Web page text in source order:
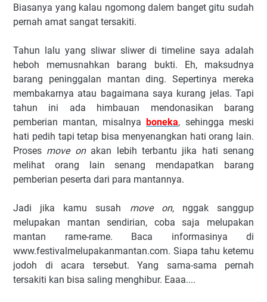
Biasanya yang kalau ngomong dalem banget gitu sudah
pernah amat sangat tersakiti.
Tahun lalu yang sliwar sliwer di timeline saya adalah
heboh memusnahkan barang bukti. Eh, maksudnya
barang peninggalan mantan ding. Sepertinya mereka
membakarnya atau bagaimana saya kurang jelas. Tapi
tahun ini ada himbauan mendonasikan barang
pemberian mantan, misalnyaboneka, sehingga meski
hati pedih tapi tetap bisa menyenangkan hati orang lain.
Proses move onakan lebih terbantu jika hati senang
melihat orang lain senang mendapatkan barang
pemberian peserta dari para mantannya.
Jadi jika kamu susah move on, nggak sanggup
melupakan mantan sendirian, coba saja melupakan
mantan rame-rame. Baca informasinya di
www.festivalmelupakanmantan.com. Siapa tahu ketemu
jodoh di acara tersebut. Yang sama-sama pernah
tersakiti kan bisa saling menghibur. Eaaa....